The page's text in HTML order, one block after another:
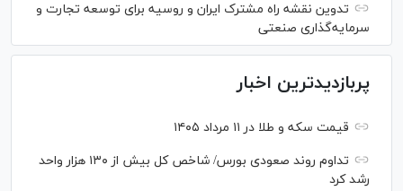
تدوین نقشه راه مشترک ایران و روسیه برای توسعه تجارت و
سرمایه‌گذاری صنعتی
پربازدیدترین اخبار
قیمت سکه و طلا در ۱۱ مرداد ۱۴۰۵
تداوم روند صعودی بورس/ شاخص کل بیش از ۱۳۰ هزار واحد
رشد کرد